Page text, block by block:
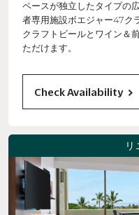
ペースが独立したタイプの
者専用施設ボエジャー47ク
クラフトビールとワイン＆
ただけます。
Check Availability
リ